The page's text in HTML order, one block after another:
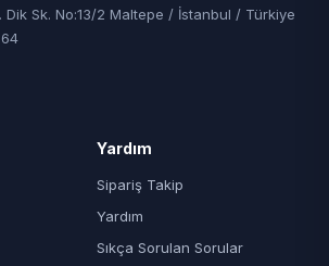
Dik Sk. No:13/2 Maltepe / İstanbul / Türkiye
Yardım
Sipariş Takip
Yardım
Sıkça Sorulan Sorular